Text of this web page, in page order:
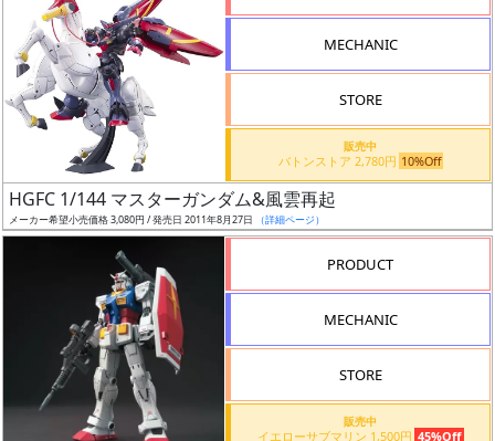
ラ
ス
ー
タ
ー
（β）
MECHANIC
STORE
販売中
バトンストア 2,780円 10%Off
HGFC 1/144 マスターガンダム&風雲再起
メーカー希望小売価格 3,080円 / 発売日 2011年8月27日 （詳細ページ）
PRODUCT
MECHANIC
STORE
販売中
イエローサブマリン 1,500円 45%Off